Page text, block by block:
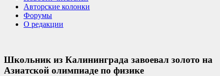
Авторские колонки
Форумы
О редакции
Школьник из Калининграда завоевал золото на
Азиатской олимпиаде по физике